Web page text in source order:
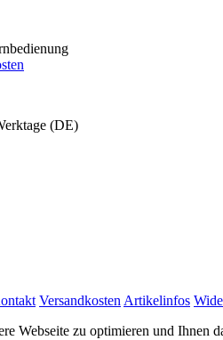
(DE)
Versandkosten Artikelinfos
Webseite zu optimieren und